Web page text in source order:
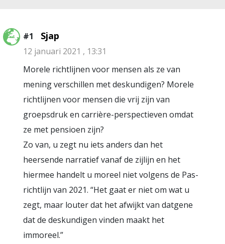
#1 Sjap
12 januari 2021 , 13:31
Morele richtlijnen voor mensen als ze van
mening verschillen met deskundigen? Morele
richtlijnen voor mensen die vrij zijn van
groepsdruk en carrière-perspectieven omdat
ze met pensioen zijn?
Zo van, u zegt nu iets anders dan het
heersende narratief vanaf de zijlijn en het
hiermee handelt u moreel niet volgens de Pas-
richtlijn van 2021. “Het gaat er niet om wat u
zegt, maar louter dat het afwijkt van datgene
dat de deskundigen vinden maakt het
immoreel.”